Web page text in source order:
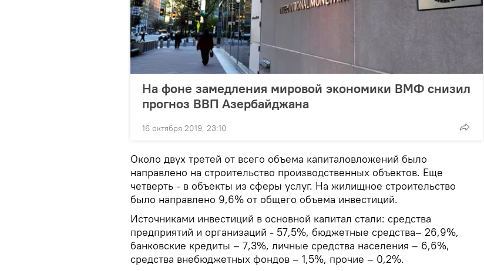
На фоне замедления мировой экономики ВМФ снизил
прогноз ВВП Азербайджана
16 октября 2019, 23:10
Около двух третей от всего объема капиталовложений было
направлено на строительство производственных объектов. Еще
четверть - в объекты из сферы услуг. На жилищное строительство
было направлено 9,6% от общего объема инвестиций.
Источниками инвестиций в основной капитал стали: средства
предприятий и организаций - 57,5%, бюджетные средства– 26,9%,
банковские кредиты – 7,3%, личные средства населения – 6,6%,
средства внебюджетных фондов – 1,5%, прочие – 0,2%.